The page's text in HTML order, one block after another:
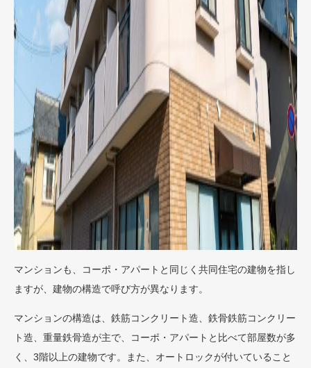
マンションも、コーポ・アパートと同じく共同住宅の建物を指し
ますが、建物の構造で呼び方が異なります。
マンションの構造は、鉄筋コンクリート造、鉄骨鉄筋コンクリー
ト造、重量鉄骨造が主で、コーポ・アパートと比べて部屋数が多
く、3階以上の建物です。また、オートロックが付いていること